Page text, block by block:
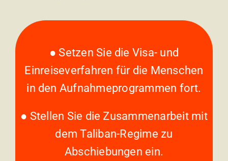
● Setzen Sie die Visa- und
Einreiseverfahren für die Menschen
in den Aufnahmeprogrammen fort.
● Stellen Sie die Zusammenarbeit mit
dem Taliban-Regime zu
Abschiebungen ein.